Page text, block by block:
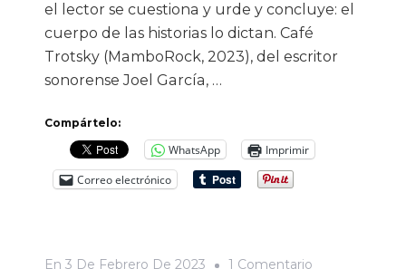
el lector se cuestiona y urde y concluye: el
cuerpo de las historias lo dictan. Café
Trotsky (MamboRock, 2023), del escritor
sonorense Joel García, …
Compártelo:
WhatsApp
Imprimir
Correo electrónico
En 3 De Febrero De 2023 1 Comentario